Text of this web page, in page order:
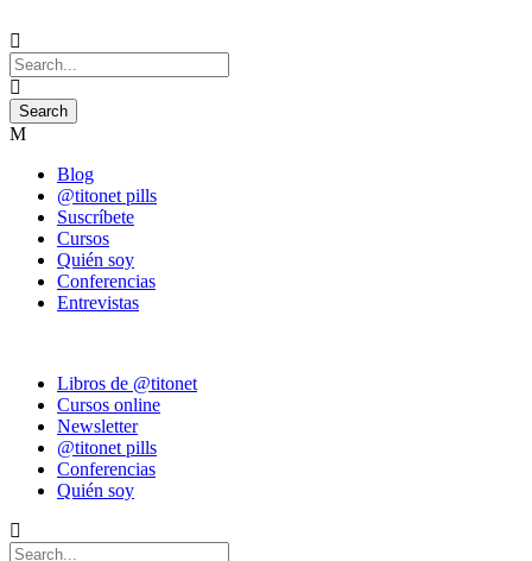
Blog
@titonet pills
Suscríbete
Cursos
Quién soy
Conferencias
Entrevistas
Libros de @titonet
Cursos online
Newsletter
@titonet pills
Conferencias
Quién soy